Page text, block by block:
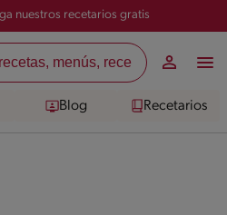
nuestros recetarios gratis
Blog Recetarios